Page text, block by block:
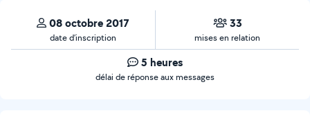
08 octobre 2017
date d’inscription
33
mises en relation
5 heures
délai de réponse aux messages